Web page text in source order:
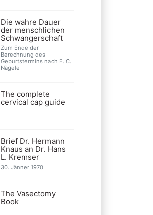
Die wahre Dauer
der menschlichen
Schwangerschaft
Zum Ende der
Berechnung des
Geburtstermins nach F. C.
Nägele
The complete
cervical cap guide
Brief Dr. Hermann
Knaus an Dr. Hans
L. Kremser
30. Jänner 1970
The Vasectomy
Book